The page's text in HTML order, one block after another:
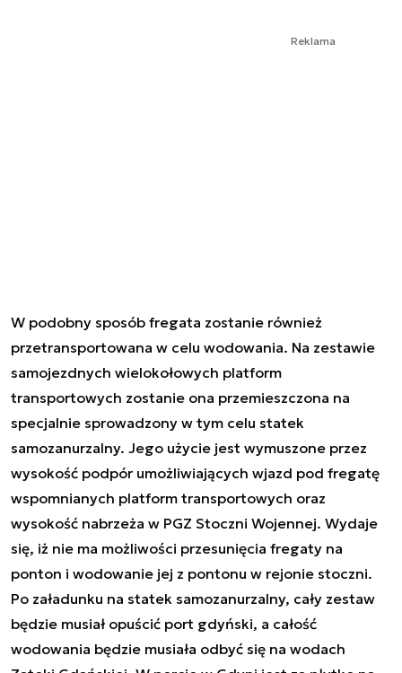
Reklama
W podobny sposób fregata zostanie również
przetransportowana w celu wodowania. Na zestawie
samojezdnych wielokołowych platform
transportowych zostanie ona przemieszczona na
specjalnie sprowadzony w tym celu statek
samozanurzalny. Jego użycie jest wymuszone przez
wysokość podpór umożliwiających wjazd pod fregatę
wspomnianych platform transportowych oraz
wysokość nabrzeża w PGZ Stoczni Wojennej. Wydaje
się, iż nie ma możliwości przesunięcia fregaty na
ponton i wodowanie jej z pontonu w rejonie stoczni.
Po załadunku na statek samozanurzalny, cały zestaw
będzie musiał opuścić port gdyński, a całość
wodowania będzie musiała odbyć się na wodach